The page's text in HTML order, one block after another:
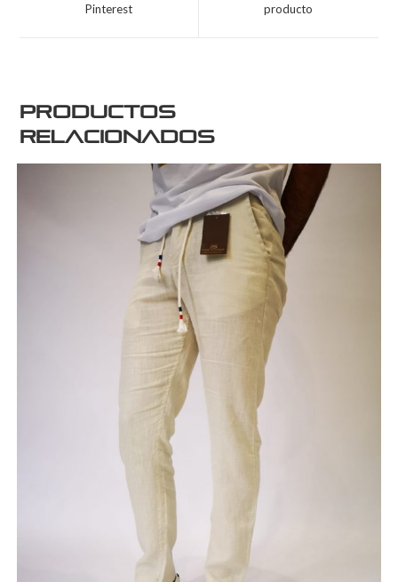
Pinterest
producto
Productos
relacionados